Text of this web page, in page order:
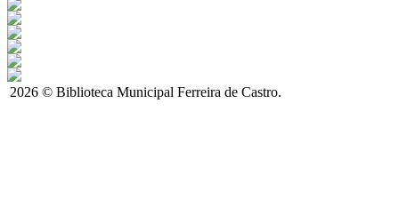
2026 © Biblioteca Municipal Ferreira de Castro.